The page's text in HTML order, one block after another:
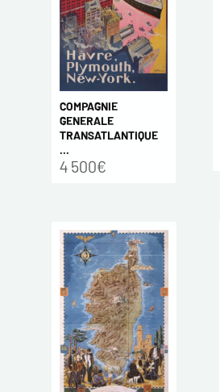
COMPAGNIE
GENERALE
TRANSATLANTIQUE
...
4 500€